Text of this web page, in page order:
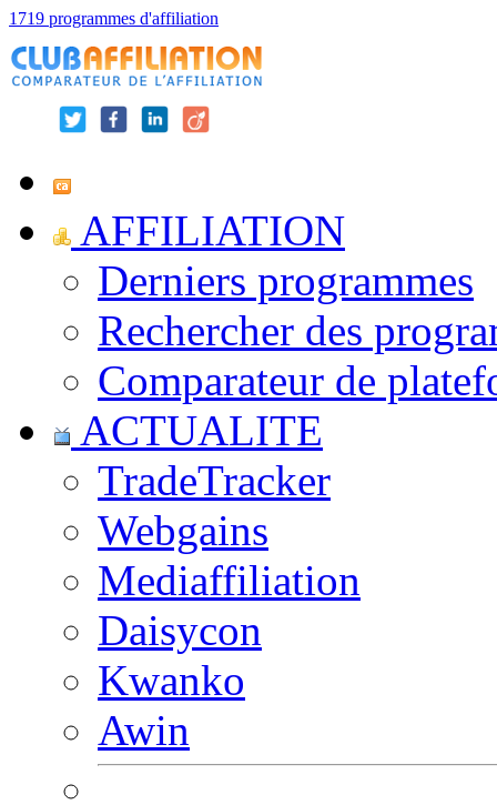
1719 programmes d'affiliation
AFFILIATION
Derniers programmes
Rechercher des
Comparateur de
ACTUALITE
TradeTracker
Webgains
Mediaffiliation
Daisycon
Kwanko
Awin